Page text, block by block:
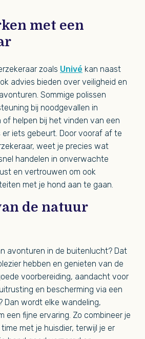
met een
zoals Univé kan naast
advies bieden over veiligheid en
Sommige polissen
bij noodgevallen in
helpen bij het vinden van een
er iets gebeurt. Door vooraf af te
weet je precies wat
handelen in onverwachte
en vertrouwen om ook
met je hond aan te gaan.
de natuur
avonturen in de buitenlucht? Dat
hebben en genieten van de
voorbereiding, aandacht voor
en bescherming via een
Dan wordt elke wandeling,
een fijne ervaring. Zo combineer je
met je huisdier, terwijl je er